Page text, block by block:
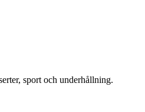
sport och underhållning.